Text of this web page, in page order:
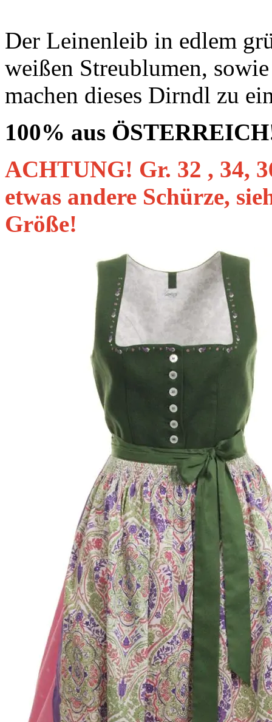
Der Leinenleib in edlem
weißen Streublumen,
machen dieses Dirndl zu
100% aus
ACHTUNG! Gr. 32 , 34,
etwas andere Schürze,
Größe!